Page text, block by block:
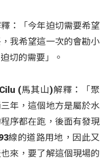
：「今年迫切需要希望
我希望這一次的會勘小
切的需要」。
(馬其山)解釋：「聚
年，這個地方是屬於水
序都在跑，後面有發現
線的道路用地，因此又
來，要了解這個現場的